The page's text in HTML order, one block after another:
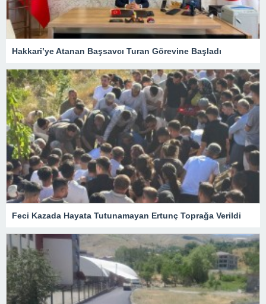
Hakkari’ye Atanan Başsavcı Turan Görevine Başladı
Feci Kazada Hayata Tutunamayan Ertunç Toprağa Verildi